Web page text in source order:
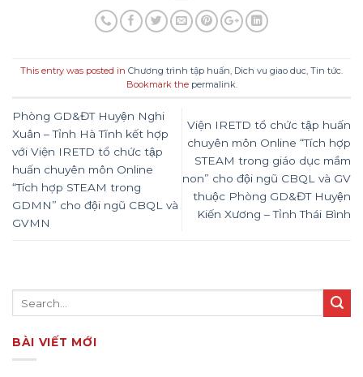
This entry was posted in Chương trình tập huấn Dich vu giao duc Tin tức
Bookmark the permalink
Phòng GD&ĐT Huyện Nghi
Xuân – Tỉnh Hà Tĩnh kết hợp
với Viện IRETD tổ chức tập
huấn chuyên môn Online
“Tích hợp STEAM trong
GDMN” cho đội ngũ CBQL và
GVMN
Viện IRETD tổ chức tập huấn
chuyên môn Online “Tích hợp
STEAM trong giáo dục mầm
non” cho đội ngũ CBQL và GV
thuộc Phòng GD&ĐT Huyện
Kiến Xương – Tỉnh Thái Bình
BÀI VIẾT MỚI